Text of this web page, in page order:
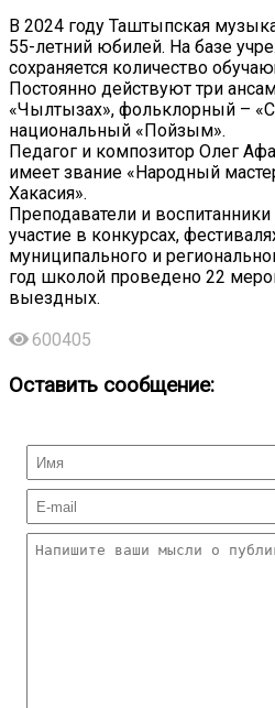
В 2024 году Таштыпская
55-летний юбилей. На базе
сохраняется количество
Постоянно действуют три
«Чылтызах», фольклорный –
национальный «Пойзым».
Педагог и композитор Олег
имеет звание «Народный
Хакасия».
Преподаватели и
участие в конкурсах,
муниципального и
год школой проведено 22
выездных.
600405
Оставить сообщение: